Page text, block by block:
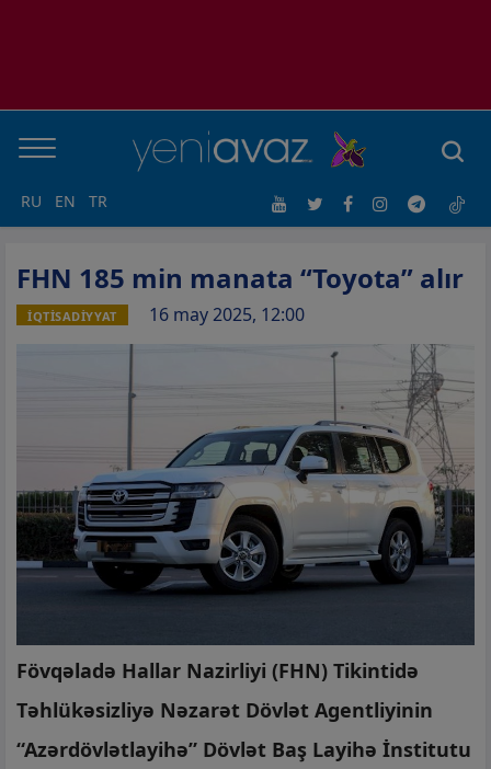
RU EN TR
FHN 185 min manata “Toyota” alır
İQTİSADİYYAT 16 may 2025, 12:00
Fövqəladə Hallar Nazirliyi (FHN) Tikintidə
Təhlükəsizliyə Nəzarət Dövlət Agentliyinin
“Azərdövlətlayihə” Dövlət Baş Layihə İnstitutu